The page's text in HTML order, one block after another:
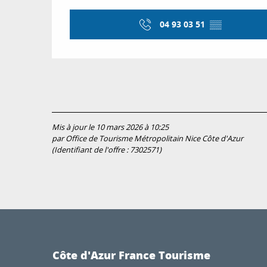
04 93 03 51 ▒▒
Mis à jour le 10 mars 2026 à 10:25
par Office de Tourisme Métropolitain Nice Côte d'Azur
(Identifiant de l'offre : 7302571)
Côte d'Azur France Tourisme